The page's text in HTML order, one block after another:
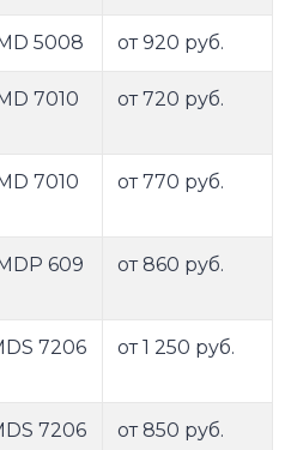
5008 от 920 руб.
7010
от 720 руб.
7010
от 770 руб.
609
от 860 руб.
7206
от 1 250 руб.
7206
от 850 руб.